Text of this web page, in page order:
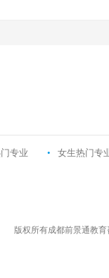
专业 • 女生热门专
版权所有成都前景通教